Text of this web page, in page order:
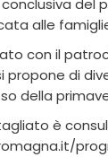
del
alle
con il
propone di
della
è